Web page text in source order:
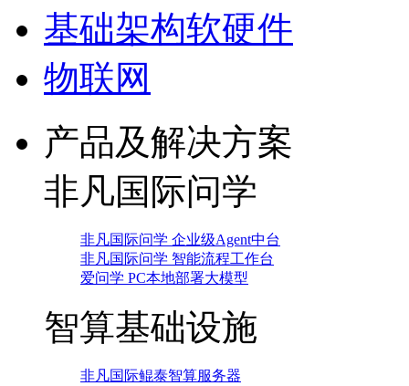
基础架构软硬件
物联网
产品及解决方案
非凡国际问学
非凡国际问学 企业级Agent中台
非凡国际问学 智能流程工作台
爱问学 PC本地部署大模型
智算基础设施
非凡国际鲲泰智算服务器